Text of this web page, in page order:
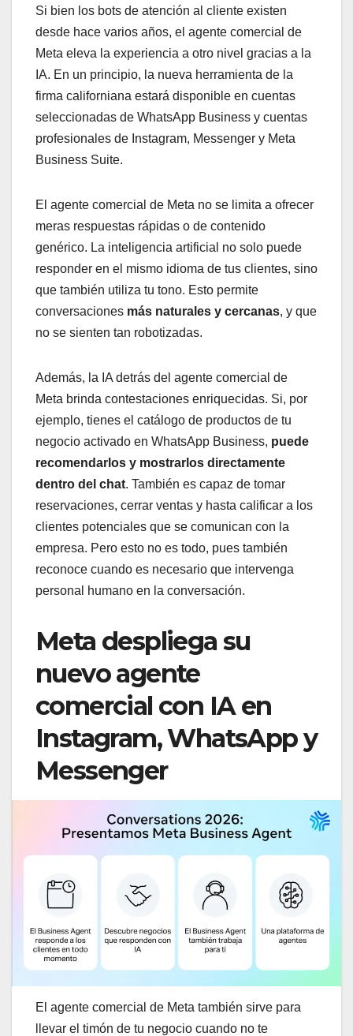
Si bien los bots de atención al cliente existen
desde hace varios años, el agente comercial de
Meta eleva la experiencia a otro nivel gracias a la
IA. En un principio, la nueva herramienta de la
firma californiana estará disponible en cuentas
seleccionadas de WhatsApp Business y cuentas
profesionales de Instagram, Messenger y Meta
Business Suite.
El agente comercial de Meta no se limita a ofrecer
meras respuestas rápidas o de contenido
genérico. La inteligencia artificial no solo puede
responder en el mismo idioma de tus clientes, sino
que también utiliza tu tono. Esto permite
conversaciones más naturales y cercanas, y que
no se sienten tan robotizadas.
Además, la IA detrás del agente comercial de
Meta brinda contestaciones enriquecidas. Si, por
ejemplo, tienes el catálogo de productos de tu
negocio activado en WhatsApp Business, puede
recomendarlos y mostrarlos directamente
dentro del chat. También es capaz de tomar
reservaciones, cerrar ventas y hasta calificar a los
clientes potenciales que se comunican con la
empresa. Pero esto no es todo, pues también
reconoce cuando es necesario que intervenga
personal humano en la conversación.
Meta despliega su
nuevo agente
comercial con IA en
Instagram, WhatsApp y
Messenger
El agente comercial de Meta también sirve para
llevar el timón de tu negocio cuando no te